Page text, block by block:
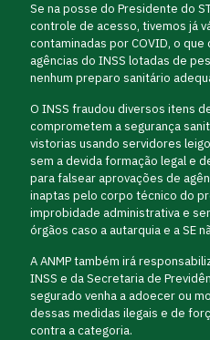
Se na posse do Presidente do
controle de acesso, tivemos já
contaminadas por COVID, o
agências do INSS lotadas de
nenhum preparo sanitário
O INSS fraudou diversos itens
comprometem a segurança
vistorias usando servidores
sem a devida formação legal e
para falsear aprovações de
inaptas pelo corpo técnico do
improbidade administrativa e
órgãos caso a autarquia e a SE
A ANMP também irá
INSS e da Secretaria de
segurado venha a adoecer ou
dessas medidas ilegais e de
contra a categoria.